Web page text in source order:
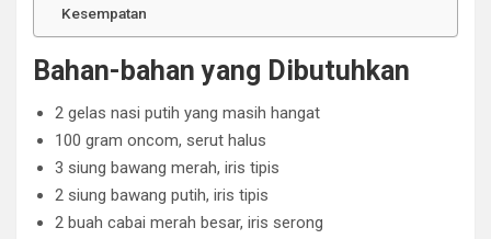
Kesempatan
Bahan-bahan yang Dibutuhkan
2 gelas nasi putih yang masih hangat
100 gram oncom, serut halus
3 siung bawang merah, iris tipis
2 siung bawang putih, iris tipis
2 buah cabai merah besar, iris serong